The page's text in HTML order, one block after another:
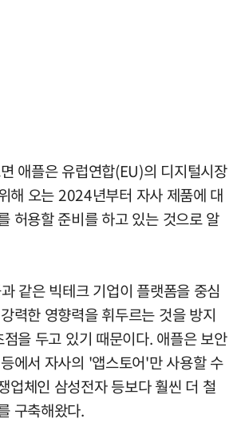
애플은 유럽연합(EU)의 디지털시장
해 오는 2024년부터 자사 제품에 대
허용할 준비를 하고 있는 것으로 알
같은 빅테크 기업이 플랫폼을 중심
력한 영향력을 휘두르는 것을 방지
을 두고 있기 때문이다. 애플은 보안
에서 자사의 '앱스토어'만 사용할 수
업체인 삼성전자 등보다 훨씬 더 철
구축해왔다.